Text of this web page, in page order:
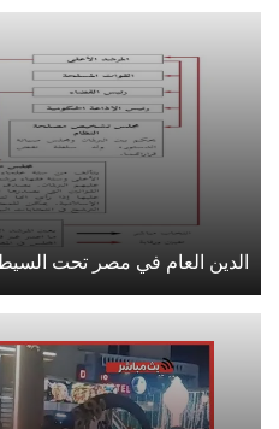
الدين العام في مصر تحت